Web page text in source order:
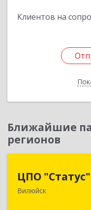
Клиентов на
Ближайшие
регионов
ЦПО "Статус"
Вилюйск
677000, Саха /